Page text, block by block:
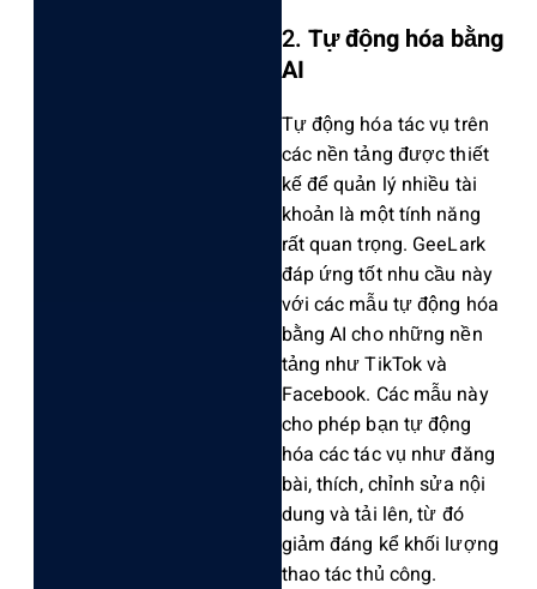
2. Tự động hóa bằng
AI
Tự động hóa tác vụ trên
các nền tảng được thiết
kế để quản lý nhiều tài
khoản là một tính năng
rất quan trọng. GeeLark
đáp ứng tốt nhu cầu này
với các mẫu tự động hóa
bằng AI cho những nền
tảng như TikTok và
Facebook. Các mẫu này
cho phép bạn tự động
hóa các tác vụ như đăng
bài, thích, chỉnh sửa nội
dung và tải lên, từ đó
giảm đáng kể khối lượng
thao tác thủ công.